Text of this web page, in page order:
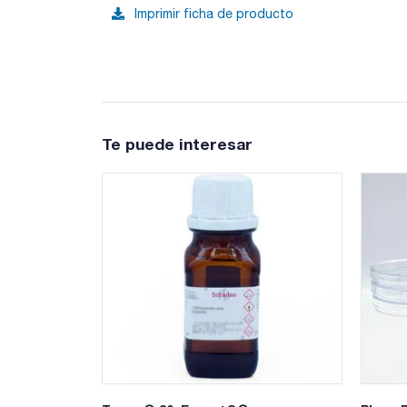
Imprimir ficha de producto
Te puede interesar